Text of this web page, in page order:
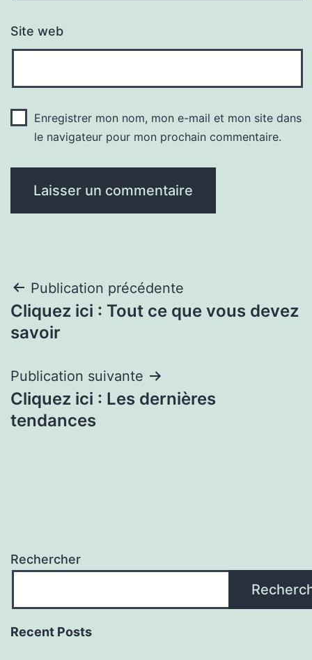
Site web
Enregistrer mon nom, mon e-mail et mon site dans
le navigateur pour mon prochain commentaire.
Navigation
de
Publication précédente
Cliquez ici : Tout ce que vous devez
savoir
Publication suivante
Cliquez ici : Les dernières
tendances
Rechercher
Recent Posts